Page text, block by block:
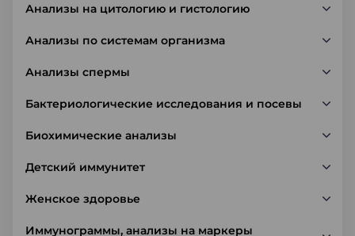
Анализы на цитологию и гистологию
Анализы по системам организма
Анализы спермы
Бактериологические исследования и посевы
Биохимические анализы
Детский иммунитет
Женское здоровье
Иммунограммы, анализы на маркеры